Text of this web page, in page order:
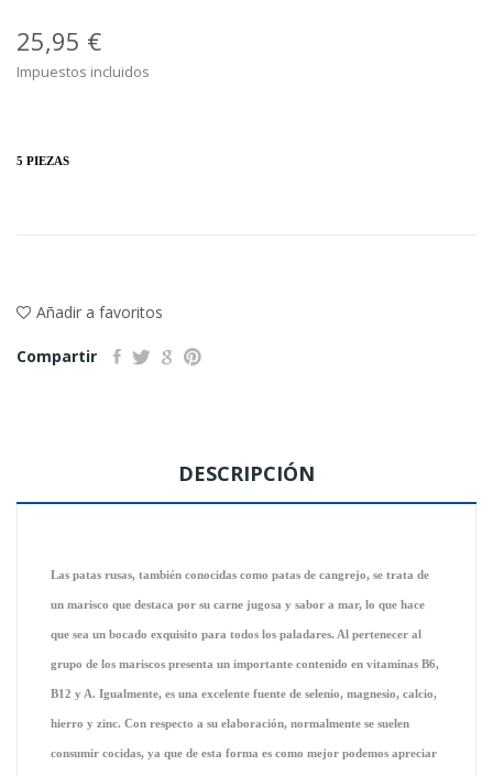
25,95 €
Impuestos incluidos
5 PIEZAS
Añadir a favoritos
Compartir
DESCRIPCIÓN
Las patas rusas, también conocidas como patas de cangrejo, se trata de
un marisco que destaca por su carne jugosa y sabor a mar, lo que hace
que sea un bocado exquisito para todos los paladares. Al pertenecer al
grupo de los mariscos presenta un importante contenido en vitaminas B6,
B12 y A. Igualmente, es una excelente fuente de selenio, magnesio, calcio,
hierro y zinc. Con respecto a su elaboración, normalmente se suelen
consumir cocidas, ya que de esta forma es como mejor podemos apreciar